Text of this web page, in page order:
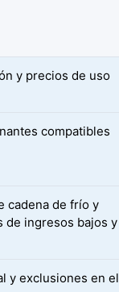
y precios de uso
compatibles
cadena de frío y
de ingresos bajos y
y exclusiones en el